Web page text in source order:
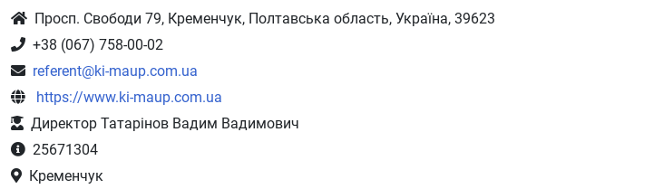
Просп. Свободи 79, Кременчук, Полтавська область, Україна, 39623
+38 (067) 758-00-02
referent@ki-maup.com.ua
https://www.ki-maup.com.ua
Директор Татарінов Вадим Вадимович
25671304
Кременчук